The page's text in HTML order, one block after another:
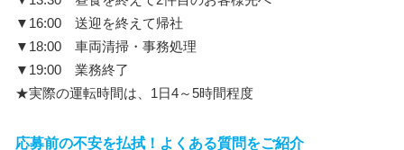
▼16:00 送迎を終えて帰社
▼18:00 車両清掃・事務処理
▼19:00 業務終了
★実際の運転時間は、1日4～5時間程度
応募前の不安を払拭！よくある質問をご紹介